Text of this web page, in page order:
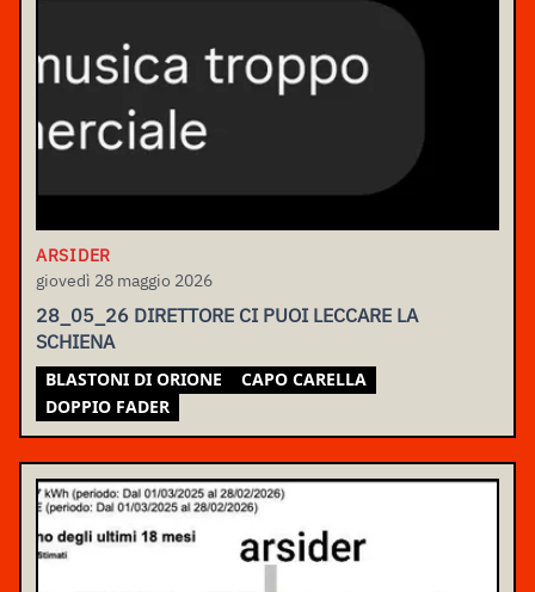
ARSIDER
giovedì 28 maggio 2026
28_05_26 DIRETTORE CI PUOI LECCARE LA
SCHIENA
BLASTONI DI ORIONE
CAPO CARELLA
DOPPIO FADER